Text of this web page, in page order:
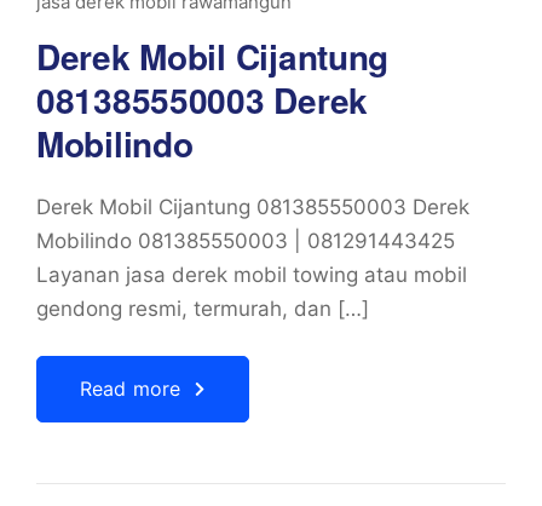
Derek Mobil Cijantung
081385550003 Derek
Mobilindo
Derek Mobil Cijantung 081385550003 Derek
Mobilindo 081385550003 | 081291443425
Layanan jasa derek mobil towing atau mobil
gendong resmi, termurah, dan […]
Read more